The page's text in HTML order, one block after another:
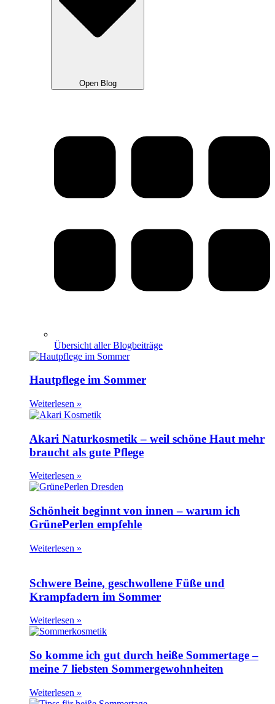
Open Blog
Übersicht aller Blogbeiträge
Hautpflege im Sommer
Weiterlesen »
Akari Naturkosmetik – weil schöne Haut mehr
braucht als gute Pflege
Weiterlesen »
Schönheit beginnt von innen – warum ich
GrünePerlen empfehle
Weiterlesen »
Schwere Beine, geschwollene Füße und
Krampfadern im Sommer
Weiterlesen »
So komme ich gut durch heiße Sommertage –
meine 7 liebsten Sommergewohnheiten
Weiterlesen »